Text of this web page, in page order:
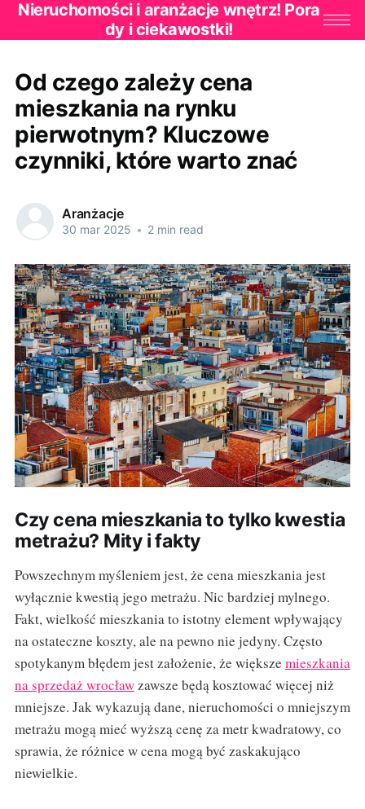
Nieruchomości i aranżacje wnętrz! Pora
dy i ciekawostki!
Od czego zależy cena
mieszkania na rynku
pierwotnym? Kluczowe
czynniki, które warto znać
Aranżacje
30 mar 2025 • 2 min read
Czy cena mieszkania to tylko kwestia
metrażu? Mity i fakty
Powszechnym myśleniem jest, że cena mieszkania jest
wyłącznie kwestią jego metrażu. Nic bardziej mylnego.
Fakt, wielkość mieszkania to istotny element wpływający
na ostateczne koszty, ale na pewno nie jedyny. Często
spotykanym błędem jest założenie, że większe mieszkania
na sprzedaż wrocławzawsze będą kosztować więcej niż
mniejsze. Jak wykazują dane, nieruchomości o mniejszym
metrażu mogą mieć wyższą cenę za metr kwadratowy, co
sprawia, że różnice w cena mogą być zaskakująco
niewielkie.